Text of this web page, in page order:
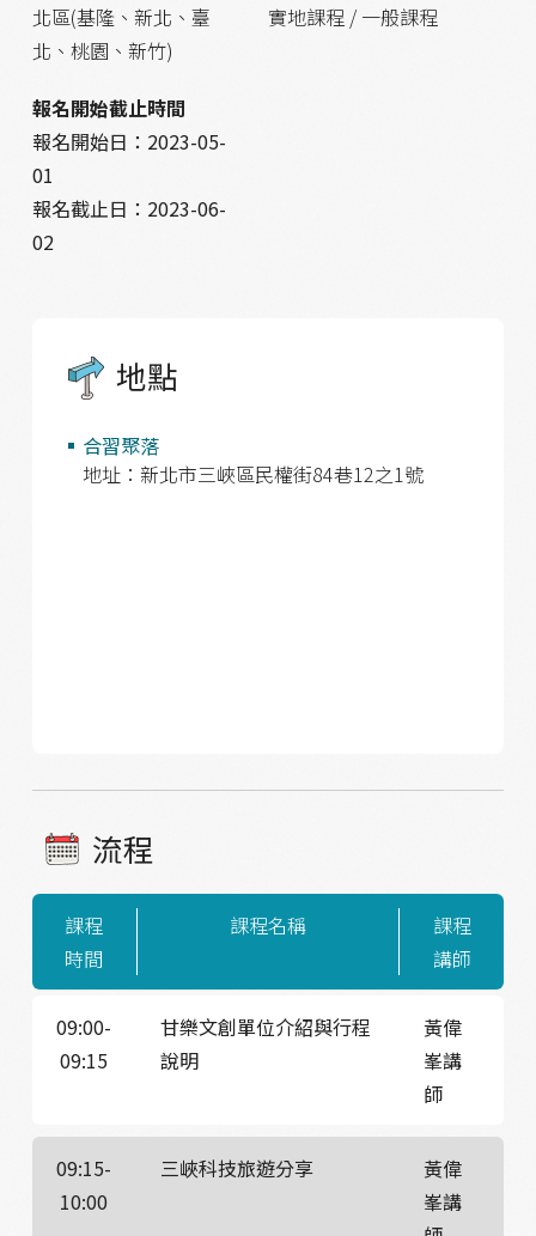
北區(基隆、新北、臺
北、桃園、新竹)
實地課程 / 一般課程
報名開始截止時間
報名開始日： 2023-05-
01
報名截止日： 2023-06-
02
地點
合習聚落
地址：新北市三峽區民權街84巷12之1號
流程
課程
時間
課程名稱
課程
講師
09:00-
09:15
甘樂文創單位介紹與行程
說明
黃偉
峯講
師
09:15-
10:00
三峽科技旅遊分享
黃偉
峯講